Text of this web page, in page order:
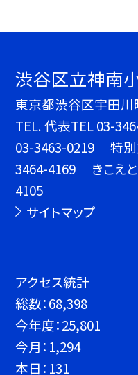
渋谷区立神南
東京都渋谷区宇田川
TEL.代表TEL 03-
03-3463-0219 特別
3464-4169 きこえ
4105
サイトマップ
アクセス統計
総数：68,398
今年度：25,801
今月： 1,294
本日： 131